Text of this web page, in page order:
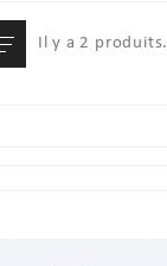
Il y a 2 produits.